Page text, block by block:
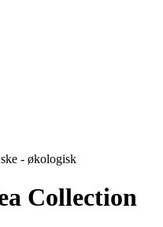
- økologisk
Collection